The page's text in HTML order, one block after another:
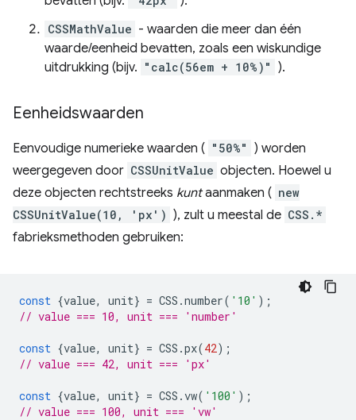
CSSMathValue - waarden die meer dan één
waarde/eenheid bevatten, zoals een wiskundige
uitdrukking (bijv. "calc(56em + 10%)" ).
Eenheidswaarden
Eenvoudige numerieke waarden ( "50%"
) worden
weergegeven door CSSUnitValue objecten. Hoewel u
deze objecten rechtstreeks kuntaanmaken ( new
CSSUnitValue(10, 'px') ), zult u meestal de CSS.*
fabrieksmethoden gebruiken:
const {value, unit} = CSS .number( '10' );
// value === 10, unit === 'number'
const {value, unit} = CSS .px(42);
// value === 42, unit === 'px'
const {value, unit} = CSS .vw( '100' );
// value === 100, unit === 'vw'